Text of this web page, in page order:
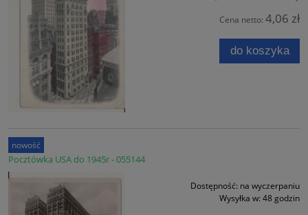
Cena netto: 4,06 zł
do koszyka
Pocztówka USA do 1945r - 055144
Dostępność: na wyczerpaniu
Wysyłka w: 48 godzin
nowość